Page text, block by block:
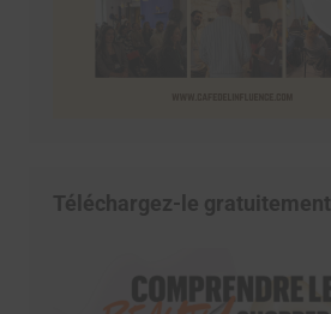
Téléchargez-le gratuitement